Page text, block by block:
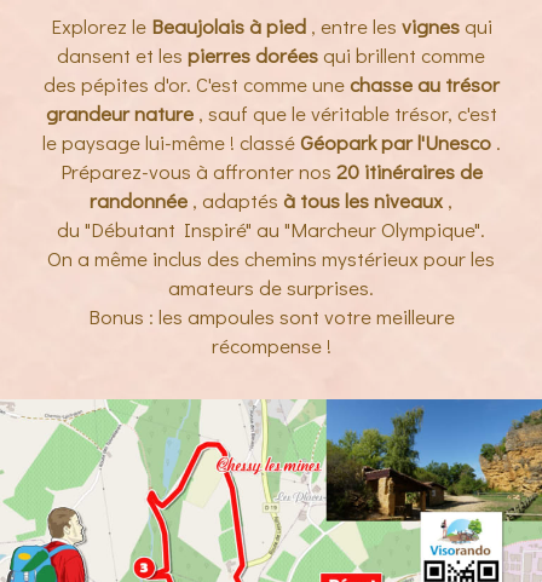
Explorez le Beaujolais à pied, entre les vignesqui
dansent et les pierres dorées qui brillent comme
des pépites d'or. C'est comme unechasse au trésor
grandeur nature, sauf que le véritable trésor, c'est
le paysage lui-même ! classéGéopark par l'Unesco.
Préparez-vous à affronter nos 20 itinéraires de
randonnée , adaptés à tous les niveaux ,
du "Débutant Inspiré" au "Marcheur Olympique".
On a même inclus des chemins mystérieux pour les
amateurs de surprises.
Bonus : les ampoules sont votre meilleure
récompense !